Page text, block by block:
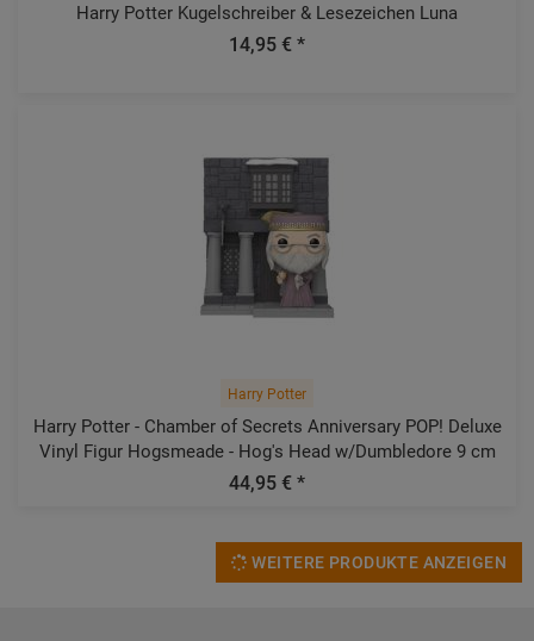
Harry Potter Kugelschreiber & Lesezeichen Luna
14,95 € *
Harry Potter
Harry Potter - Chamber of Secrets Anniversary POP! Deluxe
Vinyl Figur Hogsmeade - Hog's Head w/Dumbledore 9 cm
44,95 € *
WEITERE PRODUKTE ANZEIGEN